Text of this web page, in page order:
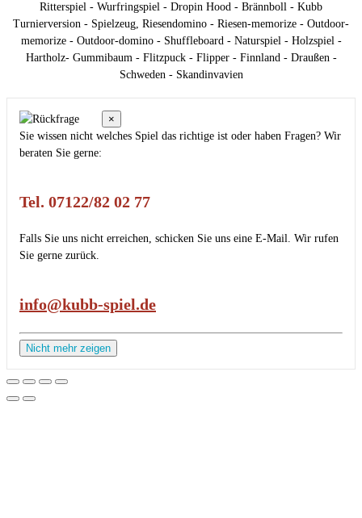
Ritterspiel - Wurfringspiel - Dropin Hood - Brännboll - Kubb
Turnierversion - Spielzeug, Riesendomino - Riesen-memorize - Outdoor-
memorize - Outdoor-domino - Shuffleboard - Naturspiel - Holzspiel -
Hartholz- Gummibaum - Flitzpuck - Flipper - Finnland - Draußen -
Schweden - Skandinvavien
×
Sie wissen nicht welches Spiel das richtige ist oder haben Fragen? Wir
beraten Sie gerne:
Tel. 07122/82 02 77
Falls Sie uns nicht erreichen, schicken Sie uns eine E-Mail. Wir rufen
Sie gerne zurück.
info@kubb-spiel.de
Nicht mehr zeigen